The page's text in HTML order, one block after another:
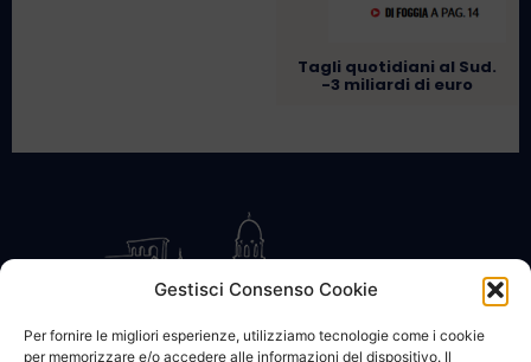
Gestisci Consenso Cookie
Per fornire le migliori esperienze, utilizziamo tecnologie come i cookie
per memorizzare e/o accedere alle informazioni del dispositivo. Il
Tagli quotidiani al Sud.
-3 miliardi di euro